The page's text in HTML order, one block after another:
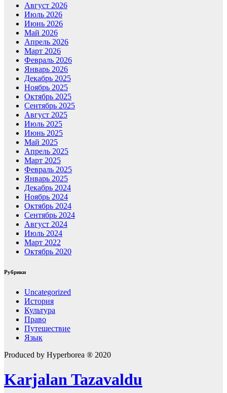
Август 2026
Июль 2026
Июнь 2026
Май 2026
Апрель 2026
Март 2026
Февраль 2026
Январь 2026
Декабрь 2025
Ноябрь 2025
Октябрь 2025
Сентябрь 2025
Август 2025
Июль 2025
Июнь 2025
Май 2025
Апрель 2025
Март 2025
Февраль 2025
Январь 2025
Декабрь 2024
Ноябрь 2024
Октябрь 2024
Сентябрь 2024
Август 2024
Июль 2024
Март 2022
Октябрь 2020
Рубрики
Uncategorized
История
Культура
Право
Путешествие
Язык
Produced by Hyperborea ® 2020
Karjalan Tazavaldu